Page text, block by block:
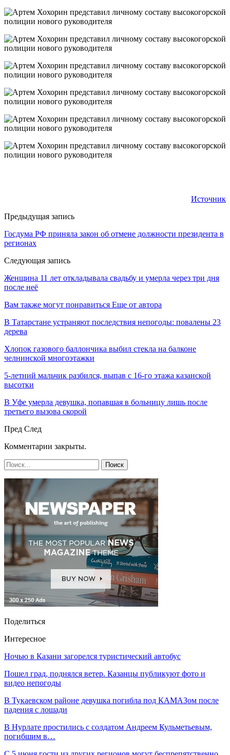
Источник
Предыдущая запись
Госдума РФ приняла закон об отмене должности президента в
регионах
Следующая запись
Женщина 11 лет откладывала свадьбу и умерла через три дня
после неё
Вам также могут понравиться Еще от автора
В Татарстане устраняют последствия непогоды: повалены 23
дерева
Хлопок газового баллончика выбил стекла на балконе
челнинской многоэтажки
5-летний мальчик разбился, выпав с 16-го этажа казанской
высотки
В Уфе умерла девушка, попавшая в больницу лишь после
третьего вызова скорой
Пред След
Комментарии закрыты.
Поделиться
Интересное
Ночью в Казани загорелся туристический автобус
Пошел град, поднялся ветер. Казанцы публикуют фото и
видео непогоды
В Тукаевском районе девушка погибла под КАМАЗом после
падения с лошади
В Нурлате простились с солдатом Андреем Кульметьевым,
погибшим в…